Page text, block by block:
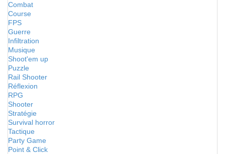
Combat
Course
FPS
Guerre
Infiltration
Musique
Shoot'em up
Puzzle
Rail Shooter
Réflexion
RPG
Shooter
Stratégie
Survival horror
Tactique
Party Game
Point & Click